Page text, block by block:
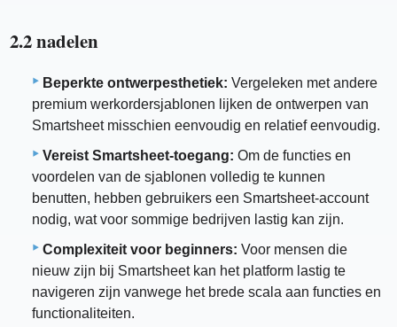
2.2 nadelen
Beperkte ontwerpesthetiek: Vergeleken met andere
premium werkordersjablonen lijken de ontwerpen van
Smartsheet misschien eenvoudig en relatief eenvoudig.
Vereist Smartsheet-toegang: Om de functies en
voordelen van de sjablonen volledig te kunnen
benutten, hebben gebruikers een Smartsheet-account
nodig, wat voor sommige bedrijven lastig kan zijn.
Complexiteit voor beginners: Voor mensen die
nieuw zijn bij Smartsheet kan het platform lastig te
navigeren zijn vanwege het brede scala aan functies en
functionaliteiten.